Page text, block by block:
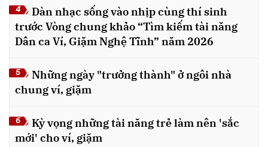
4
Dàn nhạc sống vào nhịp cùng thí sinh
trước Vòng chung khảo “Tìm kiếm tài năng
Dân ca Ví, Giặm Nghệ Tĩnh” năm 2026
5
Những ngày "trưởng thành" ở ngôi nhà
chung ví, giặm
6
Kỳ vọng những tài năng trẻ làm nên 'sắc
mới' cho ví, giặm